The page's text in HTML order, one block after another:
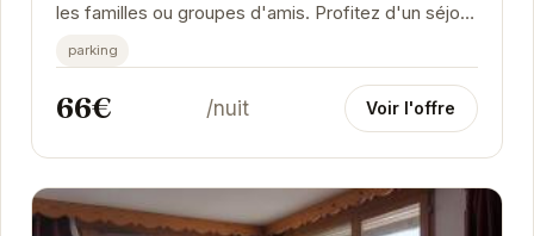
les familles ou groupes d'amis. Profitez d'un séjour
agréable à Orcières avec vos animaux de...
parking
66€ /nuit Voir l'offre